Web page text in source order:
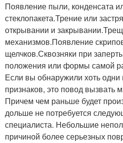
Появление пыли, конденсата
стеклопакета.Трение или
открывании и
механизмов.Появление
щелчков.Сквозняки при
положения или формы самой
Если вы обнаружили хоть одни
признаков, это повод вызвать
Причем чем раньше будет
дольше не потребуется
специалиста. Небольшие
причиной более серьезных